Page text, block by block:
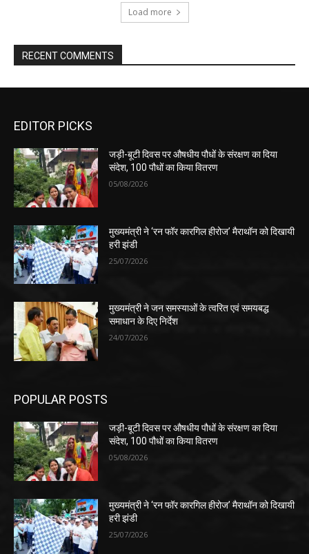
Load more
RECENT COMMENTS
EDITOR PICKS
जड़ी-बूटी दिवस पर औषधीय पौधों के संरक्षण का दिया
संदेश, 100 पौधों का किया वितरण
05/08/2026
मुख्यमंत्री ने ‘रन फॉर कारगिल हीरोज’ मैराथॉन को दिखायी
हरी झंडी
25/07/2026
मुख्यमंत्री ने जन समस्याओं के त्वरित एवं समयबद्ध
समाधान के दिए निर्देश
24/07/2026
POPULAR POSTS
जड़ी-बूटी दिवस पर औषधीय पौधों के संरक्षण का दिया
संदेश, 100 पौधों का किया वितरण
05/08/2026
मुख्यमंत्री ने ‘रन फॉर कारगिल हीरोज’ मैराथॉन को दिखायी
हरी झंडी
25/07/2026